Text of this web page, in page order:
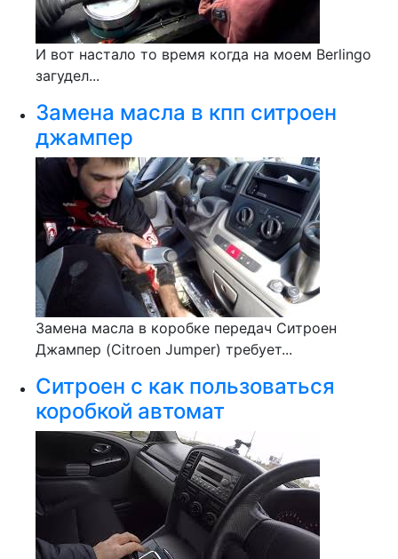
И вот настало то время когда на моем Berlingo
загудел...
Замена масла в кпп ситроен
джампер
Замена масла в коробке передач Ситроен
Джампер (Citroen Jumper) требует...
Ситроен с как пользоваться
коробкой автомат